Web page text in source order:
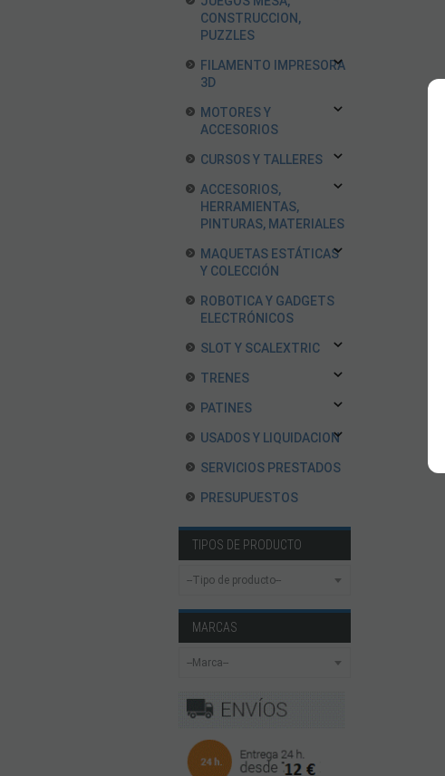
CONSTRUCCION,
PUZZLES
FILAMENTO IMPRESORA
3D
MOTORES Y
ACCESORIOS
CURSOS Y TALLERES
ACCESORIOS,
HERRAMIENTAS,
PINTURAS, MATERIALES
MAQUETAS ESTÁTICAS
Y COLECCIÓN
ROBOTICA Y GADGETS
ELECTRÓNICOS
SLOT Y SCALEXTRIC
TRENES
PATINES
USADOS Y LIQUIDACION
SERVICIOS PRESTADOS
PRESUPUESTOS
TIPOS DE PRODUCTO
MARCAS